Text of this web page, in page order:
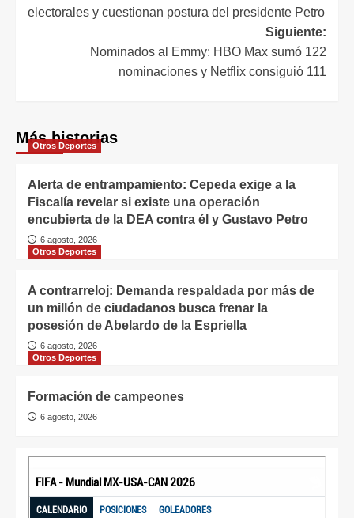
electorales y cuestionan postura del presidente Petro
Siguiente:
Nominados al Emmy: HBO Max sumó 122
nominaciones y Netflix consiguió 111
Más historias
Otros Deportes
Alerta de entrampamiento: Cepeda exige a la
Fiscalía revelar si existe una operación
encubierta de la DEA contra él y Gustavo Petro
6 agosto, 2026
Otros Deportes
A contrarreloj: Demanda respaldada por más de
un millón de ciudadanos busca frenar la
posesión de Abelardo de la Espriella
6 agosto, 2026
Otros Deportes
Formación de campeones
6 agosto, 2026